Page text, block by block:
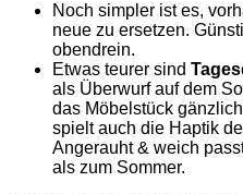
Noch simpler ist es,
neue zu ersetzen.
obendrein.
Etwas teurer sind
als Überwurf auf dem
das Möbelstück
spielt auch die Haptik
Angerauht & weich
als zum Sommer.